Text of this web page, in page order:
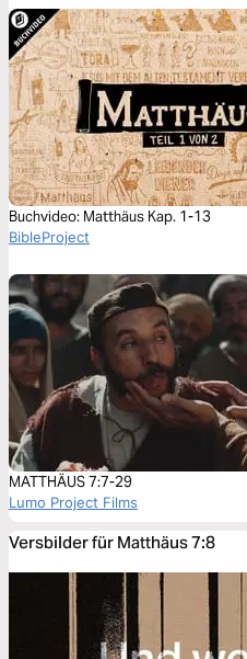
Buchvideo: Matthäus Kap. 1-13
BibleProject
MATTHÄUS 7:7-29
Lumo Project Films
Versbilder für Matthäus 7:8